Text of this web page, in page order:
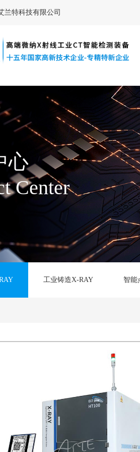
兰特科技有限公司
心
Center
工业铸造X-RAY 智能